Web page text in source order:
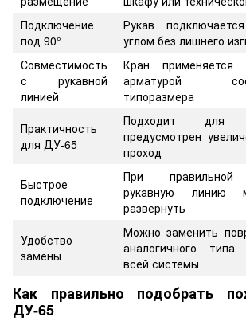
Подключение
под 90°
Рукав
углом без лишнего
Совместимость
с рукавной
линией
Кран
арматурой
типоразмера
Практичность
для ДУ-65
Подходит для
предусмотрен
проход
Быстрое
подключение
При правильной
рукавную линию
развернуть
Удобство
замены
Можно заменить
аналогичного
всей системы
Как правильно подобрать
ДУ-65